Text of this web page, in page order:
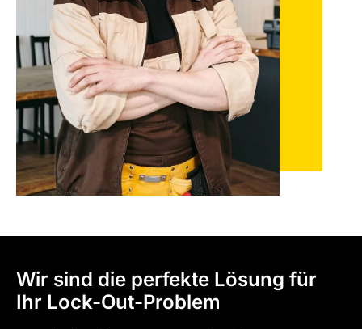
Wir sind die perfekte Lösung für
Ihr Lock-Out-Problem